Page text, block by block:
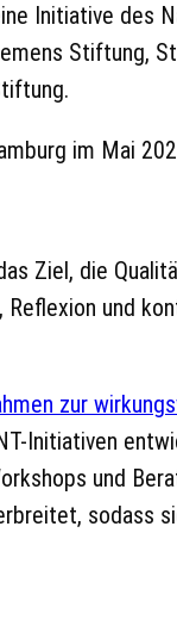
Initiative des
Stiftung,
im Mai
Ziel, die
Reflexion und
zur
Initiativen
und
sodass